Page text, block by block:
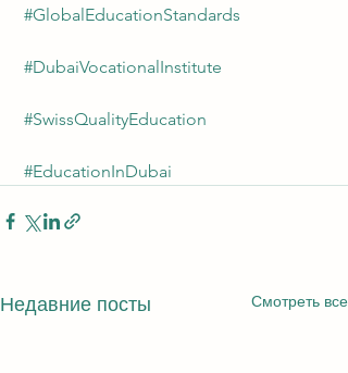
#GlobalEducationStandards
#DubaiVocationalInstitute
#SwissQualityEducation
#EducationInDubai
Недавние посты Смотреть все